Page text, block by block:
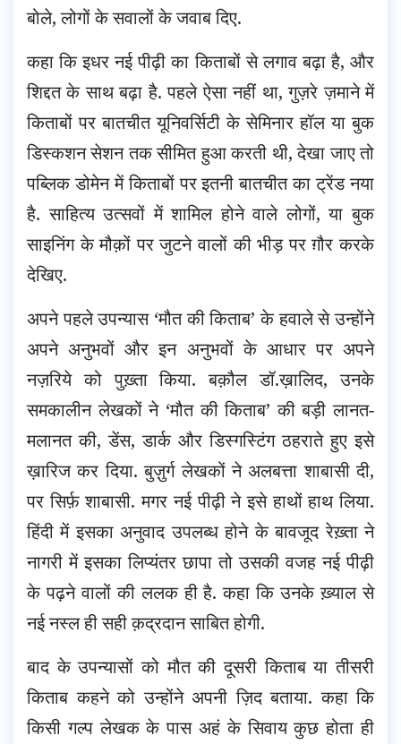
बोले, लोगों के सवालों के जवाब दिए.
कहा कि इधर नई पीढ़ी का किताबों से लगाव बढ़ा है, और
शिद्दत के साथ बढ़ा है. पहले ऐसा नहीं था, गुज़रे ज़माने में
किताबों पर बातचीत यूनिवर्सिटी के सेमिनार हॉल या बुक
डिस्कशन सेशन तक सीमित हुआ करती थी, देखा जाए तो
पब्लिक डोमेन में किताबों पर इतनी बातचीत का ट्रेंड नया
है. साहित्य उत्सवों में शामिल होने वाले लोगों, या बुक
साइनिंग के मौक़ों पर जुटने वालों की भीड़ पर ग़ौर करके
देखिए.
अपने पहले उपन्यास ‘मौत की किताब’ के हवाले से उन्होंने
अपने अनुभवों और इन अनुभवों के आधार पर अपने
नज़रिये को पुख़्ता किया. बक़ौल डॉ.ख़ालिद, उनके
समकालीन लेखकों ने ‘मौत की किताब’ की बड़ी लानत-
मलानत की, डेंस, डार्क और डिस्गस्टिंग ठहराते हुए इसे
ख़ारिज कर दिया. बुज़ुर्ग लेखकों ने अलबत्ता शाबासी दी,
पर सिर्फ़ शाबासी. मगर नई पीढ़ी ने इसे हाथों हाथ लिया.
हिंदी में इसका अनुवाद उपलब्ध होने के बावजूद रेख़्ता ने
नागरी में इसका लिप्यंतर छापा तो उसकी वजह नई पीढ़ी
के पढ़ने वालों की ललक ही है. कहा कि उनके ख़्याल से
नई नस्ल ही सही क़द्रदान साबित होगी.
बाद के उपन्यासों को मौत की दूसरी किताब या तीसरी
किताब कहने को उन्होंने अपनी ज़िद बताया. कहा कि
किसी गल्प लेखक के पास अहं के सिवाय कुछ होता ही